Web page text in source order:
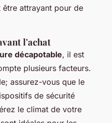
attrayant pour de
l'achat
décapotable, il est
plusieurs facteurs.
assurez-vous que le
de sécurité
le climat de votre